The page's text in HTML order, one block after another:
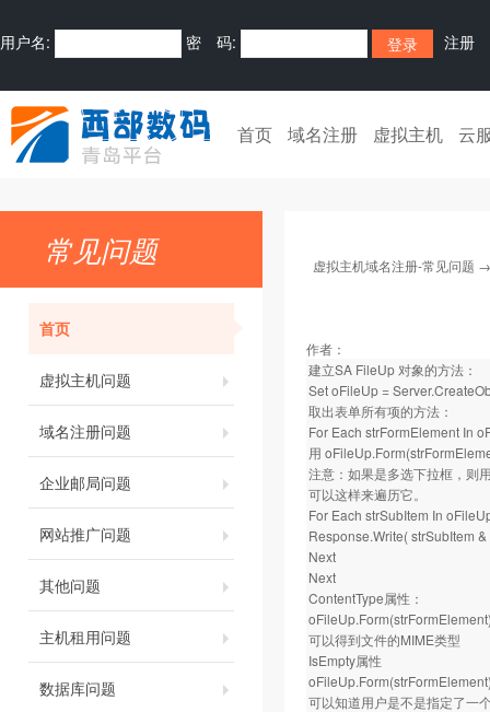
用户名: 密 码: 注册
首页 域名注册 虚拟主机 云
常见问题
首页
虚拟主机问题
域名注册问题
企业邮局问题
网站推广问题
其他问题
主机租用问题
数据库问题
虚拟主机域名注册-常见问题
作者：
建立SA FileUp 对象的方法：
Set oFileUp =
取出表单所有项的方法：
For Each strFormElement In
用
注意：如果是多选下拉框，则
可以这样来遍历它。
For Each strSubItem In
Response.Write( strSubItem
Next
Next
ContentType属性：
可以得到文件的MIME类型
IsEmpty属性
可以知道用户是不是指定了一